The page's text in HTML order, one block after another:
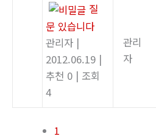
질
문 있습니다
관리자 |
2012.06.19 |
추천 0 | 조회
4
관리
자
1